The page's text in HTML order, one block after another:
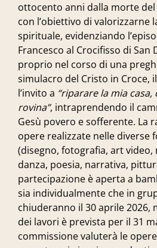
ottocento anni dalla morte del
con l’obiettivo di valorizzarne
spirituale, evidenziando
Francesco al Crocifisso di San
proprio nel corso di una
simulacro del Cristo in Croce,
l’invito a “riparare la mia
rovina”, intraprendendo il
Gesù povero e sofferente. La
opere realizzate nelle diverse
(disegno, fotografia, art video,
danza, poesia, narrativa,
partecipazione è aperta a
sia individualmente che in
chiuderanno il 30 aprile 2026,
dei lavori è prevista per il 31
commissione valuterà le